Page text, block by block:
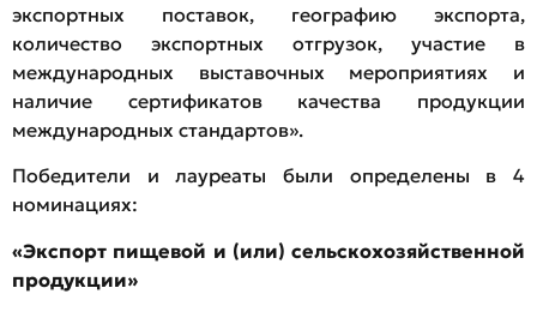
экспортных поставок, географию экспорта,
количество экспортных отгрузок, участие в
международных выставочных мероприятиях и
наличие сертификатов качества продукции
международных стандартов».
Победители и лауреаты были определены в 4
номинациях:
«Экспорт пищевой и (или) сельскохозяйственной
продукции»